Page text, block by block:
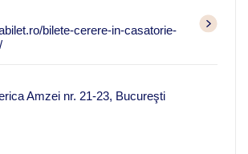
bilete-cerere-in-casatorie-
Amzei nr. 21-23, Bucureşti